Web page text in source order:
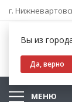
г.
Вы из
Да, верно
МЕНЮ